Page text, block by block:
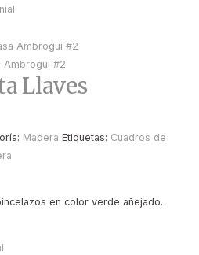
Ambrogui #2
Llaves
Madera Etiquetas: Cuadros de
en color verde añejado.